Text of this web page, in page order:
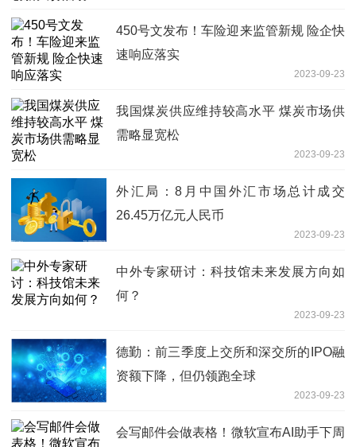
450号文发布！车险迎来监管新规 险企快
速响应落实
2023-09-23
我国煤炭供应维持较高水平 煤炭市场供
需略显宽松
2023-09-23
外汇局：8月中国外汇市场总计成交
26.45万亿元人民币
2023-09-23
中外专家研讨：科技馆未来发展方向如
何？
2023-09-23
德勤：前三季度上交所和深交所的IPO融
资额下降，但仍领跑全球
2023-09-23
会写邮件会做表格！微软宣布AI助手下周